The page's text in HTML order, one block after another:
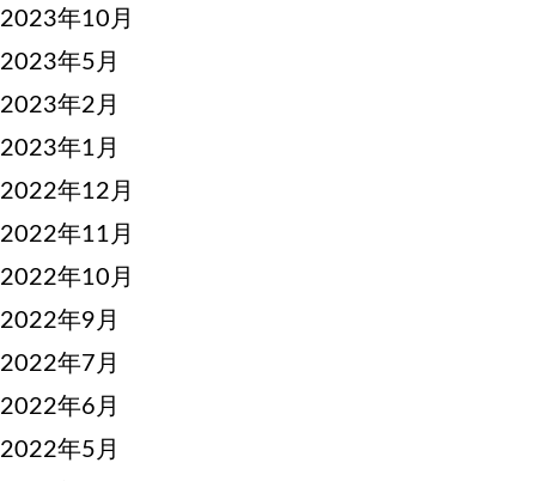
2023年10月
2023年5月
2023年2月
2023年1月
2022年12月
2022年11月
2022年10月
2022年9月
2022年7月
2022年6月
2022年5月